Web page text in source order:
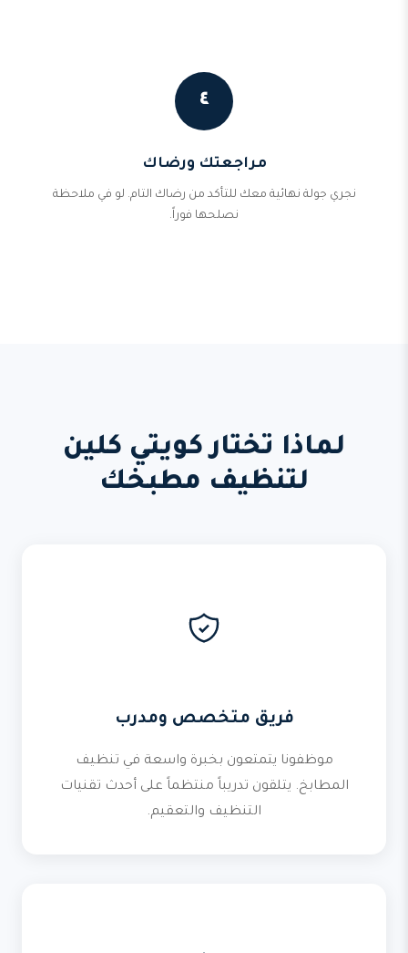
٤
مراجعتك ورضاك
نجري جولة نهائية معك للتأكد من رضاك التام. لو في ملاحظة
نصلحها فوراً.
لماذا تختار كويتي كلين
لتنظيف مطبخك
فريق متخصص ومدرب
موظفونا يتمتعون بخبرة واسعة في تنظيف
المطابخ. يتلقون تدريباً منتظماً على أحدث تقنيات
التنظيف والتعقيم.